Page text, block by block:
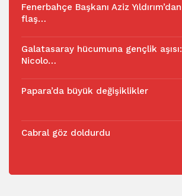
Fenerbahçe Başkanı Aziz Yıldırım’dan
flaş…
Galatasaray hücumuna gençlik aşısı:
Nicolo…
Papara’da büyük değişiklikler
Cabral göz doldurdu